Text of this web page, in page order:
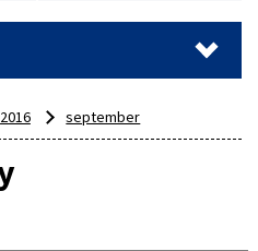
2016 september